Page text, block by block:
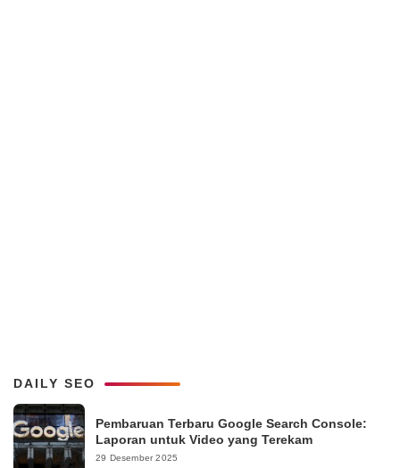
DAILY SEO
Pembaruan Terbaru Google Search Console:
Laporan untuk Video yang Terekam
29 Desember 2025